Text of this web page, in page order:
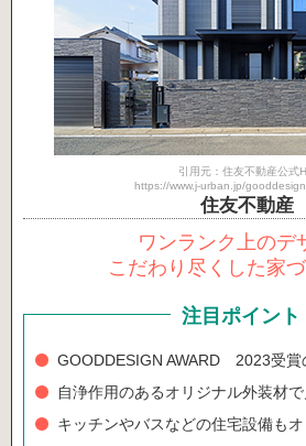
引用元：住友不動産公式
https://www.j-urban.jp/
住友不動産
ワンランク上のデ
こだわり尽くした家
注目ポイント
GOODDESIGN AWARD 2023受賞
自浄作用のあるオリジナル外装材
キッチンやバスなどの住宅設備も